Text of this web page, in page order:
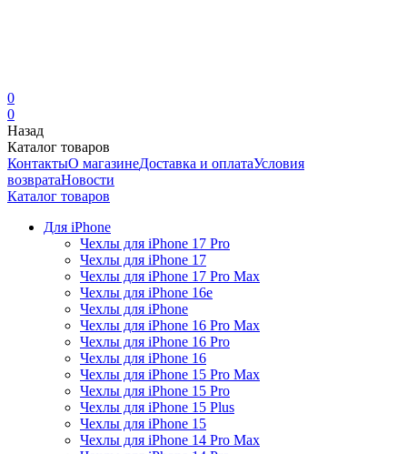
0
0
Назад
Каталог товаров
КонтактыО магазинеДоставка и оплатаУсловия
возвратаНовости
Каталог товаров
Для iPhone
Чехлы для iPhone 17 Pro
Чехлы для iPhone 17
Чехлы для iPhone 17 Pro Max
Чехлы для iPhone 16e
Чехлы для iPhone
Чехлы для iPhone 16 Pro Max
Чехлы для iPhone 16 Pro
Чехлы для iPhone 16
Чехлы для iPhone 15 Pro Max
Чехлы для iPhone 15 Pro
Чехлы для iPhone 15 Plus
Чехлы для iPhone 15
Чехлы для iPhone 14 Pro Max